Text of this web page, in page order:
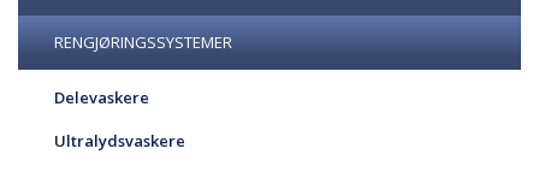
RENGJØRINGSSYSTEMER
Delevaskere
Ultralydsvaskere